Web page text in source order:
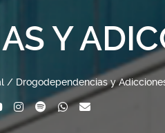
Y
Drogodependencias y